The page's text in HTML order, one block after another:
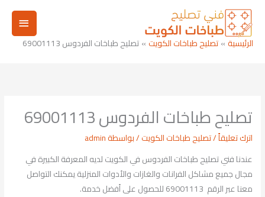
تخطي
المحتوى
الرئيسية تصليح طباخات الكويت تصليح طباخات الفردوس 69001113
تصليح طباخات الفردوس 69001113
اترك تعليقاً/تصليح طباخات الكويت/ بواسطةadmin
عندنا فني تصليح طباخات الفردوس في الكويت لديه المعرفة الكبيرة في
مجال جميع مشاكل الفرانات والغازات والأدوات المنزلية يمكنك التواصل
معنا عبر الرقم 69001113 للحصول على أفضل خدمة.